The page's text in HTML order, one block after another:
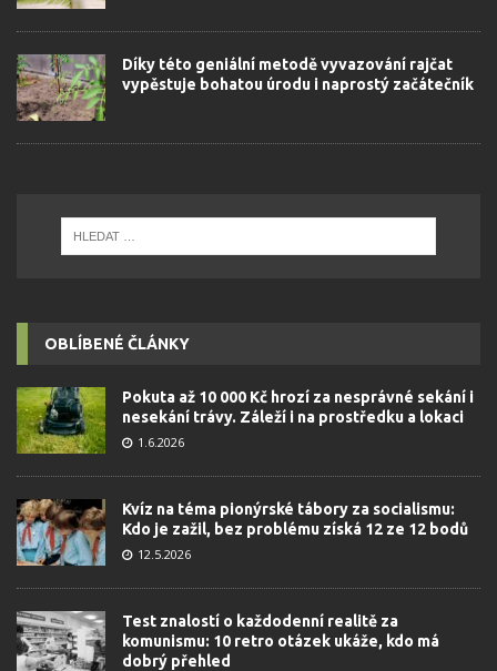
Díky této geniální metodě vyvazování rajčat
vypěstuje bohatou úrodu i naprostý začátečník
OBLÍBENÉ ČLÁNKY
Pokuta až 10 000 Kč hrozí za nesprávné sekání i
nesekání trávy. Záleží i na prostředku a lokaci
1.6.2026
Kvíz na téma pionýrské tábory za socialismu:
Kdo je zažil, bez problému získá 12 ze 12 bodů
12.5.2026
Test znalostí o každodenní realitě za
komunismu: 10 retro otázek ukáže, kdo má
dobrý přehled